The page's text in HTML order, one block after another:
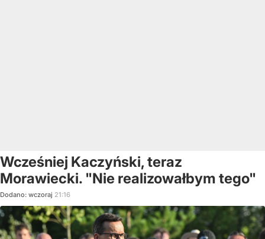
Wcześniej Kaczyński, teraz
Morawiecki. "Nie realizowałbym tego"
Dodano: wczoraj 21:16